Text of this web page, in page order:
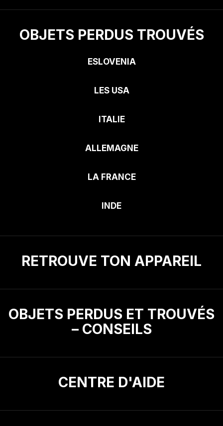
OBJETS PERDUS TROUVÉS
ESLOVENIA
LES USA
ITALIE
ALLEMAGNE
LA FRANCE
INDE
RETROUVE TON APPAREIL
OBJETS PERDUS ET TROUVÉS
– CONSEILS
CENTRE D'AIDE